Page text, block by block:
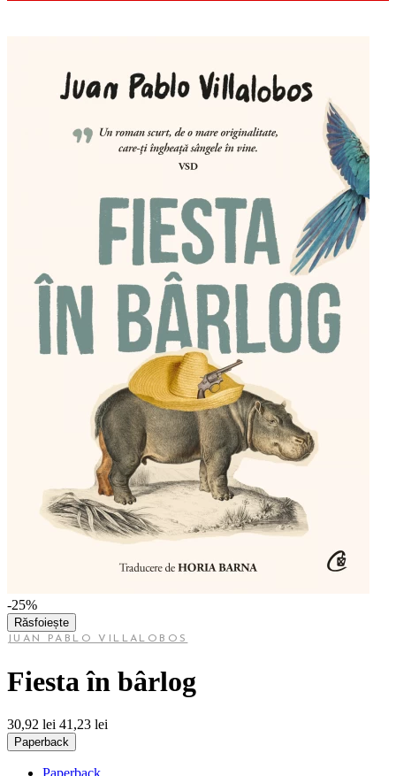
-25%
Răsfoiește
JUAN PABLO VILLALOBOS
Fiesta în bârlog
30,92 lei 41,23 lei
Paperback